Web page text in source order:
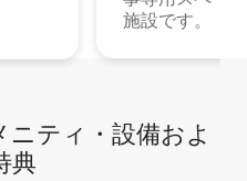
施設です。
テ⁠ィ⁠・設⁠備⁠およ
典